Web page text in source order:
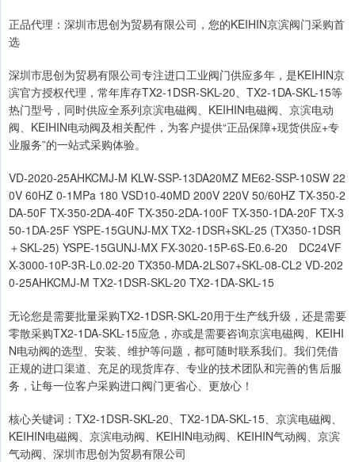
正品代理：深圳市思创为贸易有限公司，您的KEIHIN京滨阀门采购首
选
深圳市思创为贸易有限公司专注进口工业阀门供应多年，是KEIHIN京
滨官方授权代理，常年库存TX2-1DSR-SKL-20、TX2-1DA-SKL-15等
热门型号，同时供应全系列京滨电磁阀、KEIHIN电磁阀、京滨电动
阀、KEIHIN电动阀及相关配件，为客户提供“正品保障+现货供应+专
业服务”的一站式采购体验。
VD-2020-25AHKCMJ-M KLW-SSP-13DA20MZ ME62-SSP-10SW 22
0V 60HZ 0-1MPa 180 VSD10-40MD 200V 220V 50/60HZ TX-350-2
DA-50F TX-350-2DA-40F TX-350-2DA-100F TX-350-1DA-20F TX-3
50-1DA-25F YSPE-15GUNJ-MX TX2-1DSR+SKL-25 (TX350-1DSR
＋SKL-25) YSPE-15GUNJ-MX FX-3020-15P-6S-E0.6-20 DC24VF
X-3000-10P-3R-L0.02-20 TX350-MDA-2LS07+SKL-08-CL2 VD-202
0-25AHKCMJ-M TX2-1DSR-SKL-20 TX2-1DA-SKL-15
无论您是需要批量采购TX2-1DSR-SKL-20用于生产线升级，还是需要
零散采购TX2-1DA-SKL-15应急，亦或是需要咨询京滨电磁阀、KEIHI
N电动阀的选型、安装、维护等问题，都可随时联系我们。我们凭借
正规的进口渠道、充足的现货库存、专业的技术团队和完善的售后服
务，让每一位客户采购进口阀门更省心、更放心！
核心关键词：TX2-1DSR-SKL-20、TX2-1DA-SKL-15、京滨电磁阀、
KEIHIN电磁阀、京滨电动阀、KEIHIN电动阀、KEIHIN气动阀、京滨
气动阀、深圳市思创为贸易有限公司